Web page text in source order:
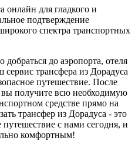
онлайн для гладкого и
подтверждение
спектра транспортных
до аэропорта, отеля
трансфера из Дорадуса
путешествие. После
получите всю необходимую
средстве прямо на
трансфер из Дорадуса - это
с нами сегодня, и
комфортным!